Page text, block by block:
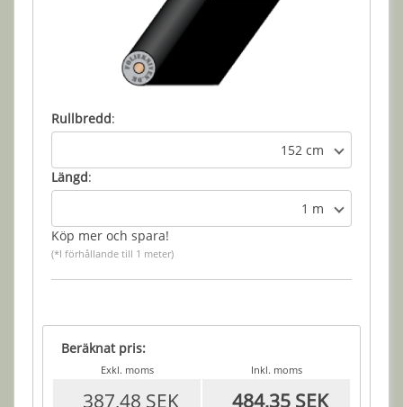
Rullbredd:
152 cm
Längd:
1 m
Köp mer och spara!
(*I förhållande till 1 meter)
Beräknat pris:
Exkl. moms Inkl. moms
387,48 SEK 484,35 SEK